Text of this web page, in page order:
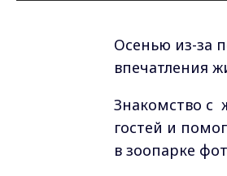
Осенью из-за
впечатления
Знакомство с
гостей и
в зоопарке